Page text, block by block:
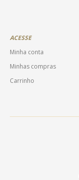
ACESSE
Minha conta
Minhas compras
Carrinho